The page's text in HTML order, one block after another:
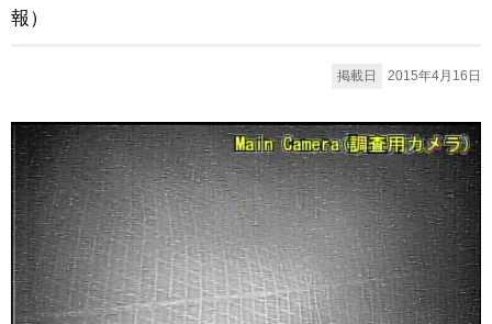
報）
掲載日 2015年4月16日